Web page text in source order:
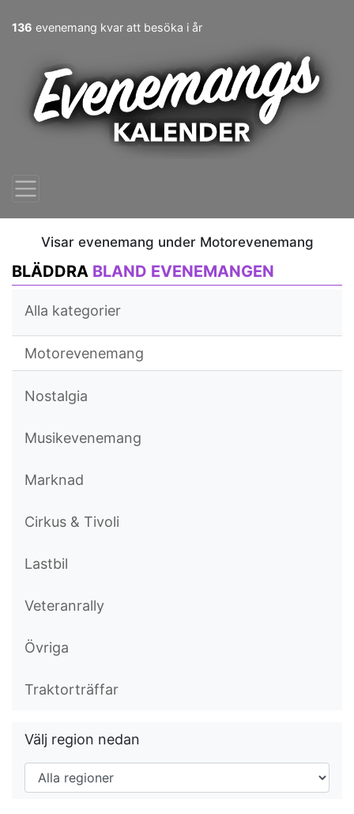
136 evenemang kvar att besöka i år
Visar evenemang under Motorevenemang
BLÄDDRA BLAND EVENEMANGEN
Alla kategorier
Motorevenemang
Nostalgia
Musikevenemang
Marknad
Cirkus & Tivoli
Lastbil
Veteranrally
Övriga
Traktorträffar
Välj region nedan